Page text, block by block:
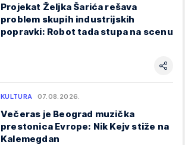
Projekat Željka Šarića rešava
problem skupih industrijskih
popravki: Robot tada stupa na scenu
KULTURA 07.08.2026.
Večeras je Beograd muzička
prestonica Evrope: Nik Kejv stiže na
Kalemegdan